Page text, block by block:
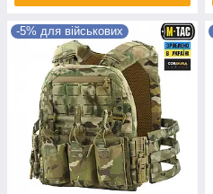
-5% для військових